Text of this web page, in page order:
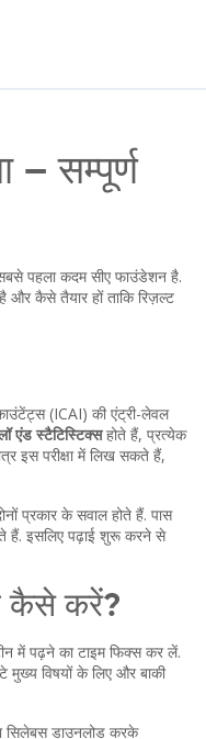
– सम्पूर्ण
पहला कदम सीए फाउंडेशन है.
और कैसे तैयार हों ताकि रिज़ल्ट
(ICAI) की एंट्री-लेवल
एंड स्टैटिस्टिक्सहोते हैं, प्रत्येक
इस परीक्षा में लिख सकते हैं,
प्रकार के सवाल होते हैं. पास
हैं. इसलिए पढ़ाई शुरू करने से
कैसे करें?
में पढ़ने का टाइम फिक्स कर लें.
मुख्य विषयों के लिए और बाकी
सिलेबस डाउनलोड करके